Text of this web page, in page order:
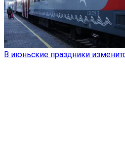
В июньские праздники